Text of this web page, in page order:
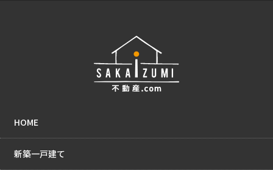
HOME
新築一戸建て